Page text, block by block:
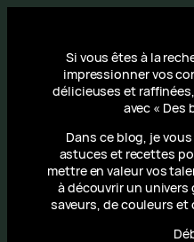
Si vous êtes à la
impressionner vos
délicieuses et
avec « Des
Dans ce blog, je
astuces et recettes
mettre en valeur vos
à découvrir un
saveurs, de couleurs